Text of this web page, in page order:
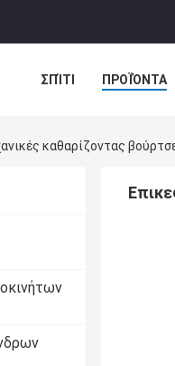
ΣΠΊΤΙ ΠΡΟΪΌΝΤΑ
καθαρίζοντας